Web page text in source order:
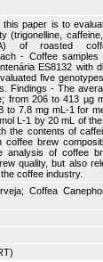
paper is to
(trigonelline,
of roasted
- Coffee
ES8132 with
five
Findings - The
from 206 to 413 µg
to 7.8 mg mL-1 for
L-1 by 20 mL of
the contents of
brew
analysis of coffee
quality, but also
coffee industry.
Coffea